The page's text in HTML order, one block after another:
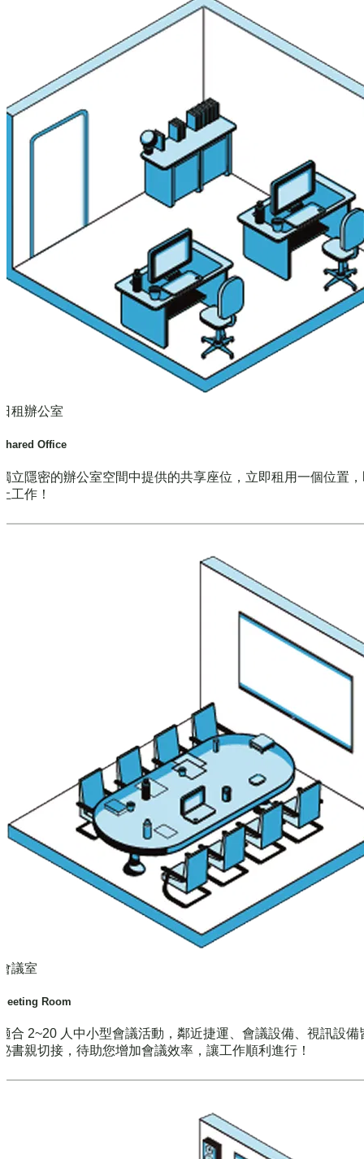
租辦公室
Office
立隱密的辦公室空間中提供的共享座位，立即租用一個位置
工作！
議室
Room
合 2~20 人中小型會議活動，鄰近捷運、會議設備、視訊設備
書親切接，待助您增加會議效率，讓工作順利進行！